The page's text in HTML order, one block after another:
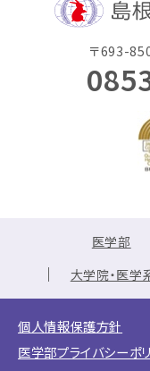
〒693-
医学部
大学院・医学
個人情報保護方針
医学部プライバシーポ